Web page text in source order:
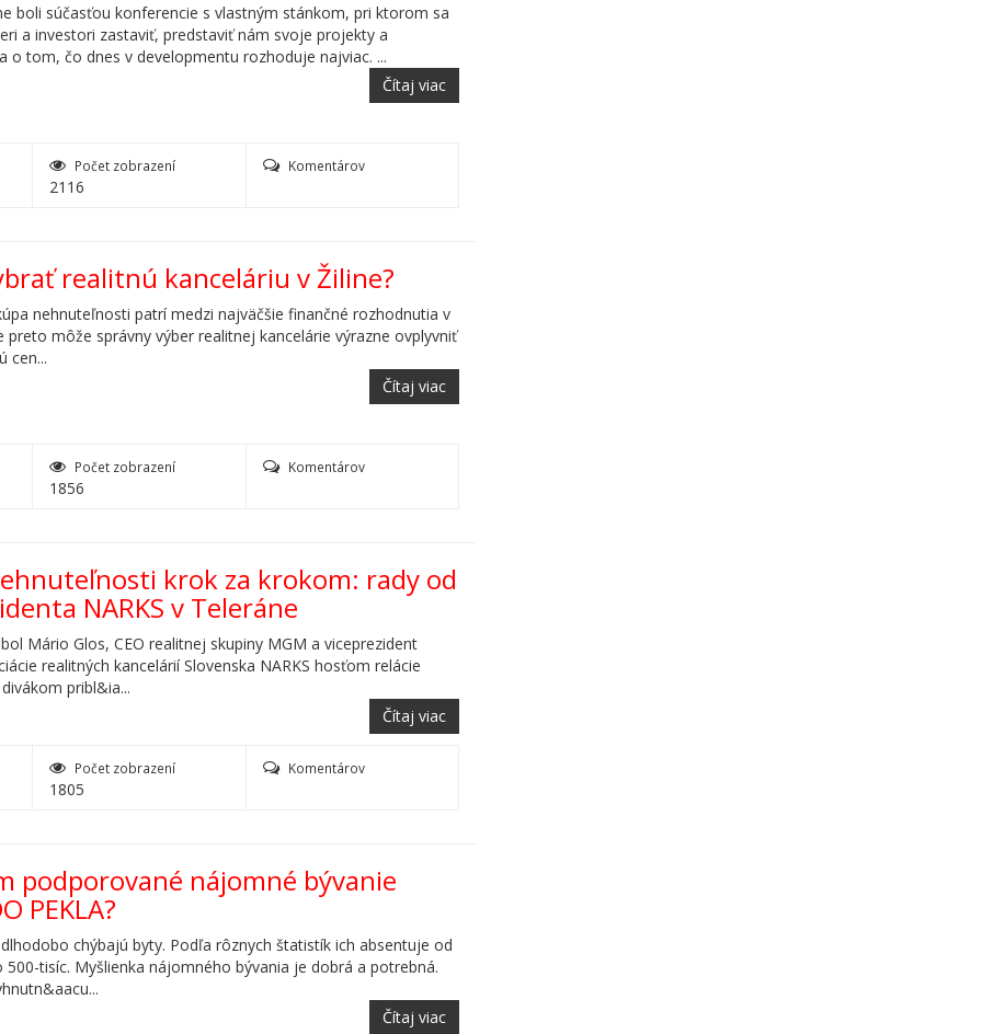
boli súčasťou konferencie s vlastným stánkom, pri ktorom sa
a investori zastaviť, predstaviť nám svoje projekty a
o tom, čo dnes v developmentu rozhoduje najviac. ...
Čítaj viac
Počet zobrazení
2116
Komentárov
realitnú kanceláriu v Žiline?
nehnuteľnosti patrí medzi najväčšie finančné rozhodnutia v
preto môže správny výber realitnej kancelárie výrazne ovplyvniť
cen...
Čítaj viac
Počet zobrazení
1856
Komentárov
krok za krokom: rady od
NARKS v Teleráne
Mário Glos, CEO realitnej skupiny MGM a viceprezident
realitných kancelárií Slovenska NARKS hosťom relácie
pribl&ia...
Čítaj viac
Počet zobrazení
1805
Komentárov
podporované nájomné bývanie
PEKLA?
chýbajú byty. Podľa rôznych štatistík ich absentuje od
500-tisíc. Myšlienka nájomného bývania je dobrá a potrebná.
Čítaj viac